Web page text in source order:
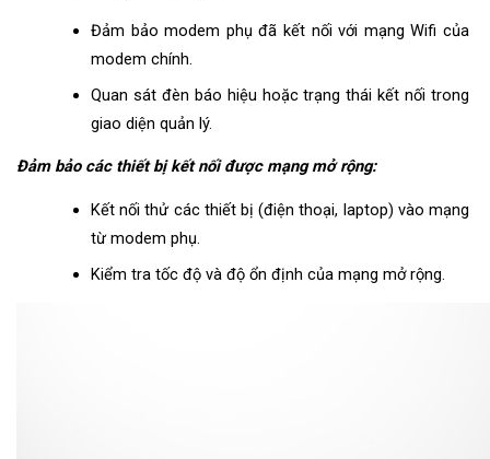
Đảm bảo modem phụ đã kết nối với mạng Wifi của
modem chính.
Quan sát đèn báo hiệu hoặc trạng thái kết nối trong
giao diện quản lý.
Đảm bảo các thiết bị kết nối được mạng mở rộng:
Kết nối thử các thiết bị (điện thoại, laptop) vào mạng
từ modem phụ.
Kiểm tra tốc độ và độ ổn định của mạng mở rộng.